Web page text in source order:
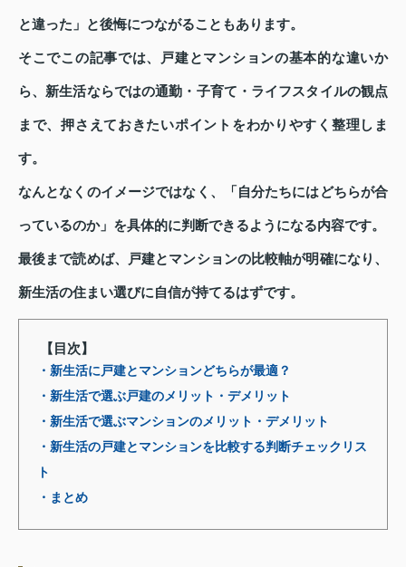
と違った」と後悔につながることもあります。
そこでこの記事では、戸建とマンションの基本的な違いか
ら、新生活ならではの通勤・子育て・ライフスタイルの観点
まで、押さえておきたいポイントをわかりやすく整理しま
す。
なんとなくのイメージではなく、「自分たちにはどちらが合
っているのか」を具体的に判断できるようになる内容です。
最後まで読めば、戸建とマンションの比較軸が明確になり、
新生活の住まい選びに自信が持てるはずです。
【目次】
・新生活に戸建とマンションどちらが最適？
・新生活で選ぶ戸建のメリット・デメリット
・新生活で選ぶマンションのメリット・デメリット
・新生活の戸建とマンションを比較する判断チェックリス
ト
・まとめ